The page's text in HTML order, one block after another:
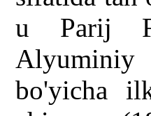
u Parij
Alyuminiy
bo'yicha